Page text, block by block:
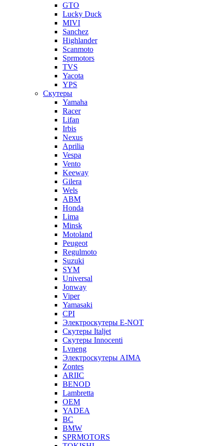
GTO
Lucky Duck
MIVI
Sanchez
Highlander
Scanmoto
Sprmotors
TVS
Yacota
YPS
Скутеры
Yamaha
Racer
Lifan
Irbis
Nexus
Aprilia
Vespa
Vento
Keeway
Gilera
Wels
ABM
Honda
Lima
Minsk
Motoland
Peugeot
Regulmoto
Suzuki
SYM
Universal
Jonway
Viper
Yamasaki
CPI
Электроскутеры E-NOT
Скутеры Italjet
Скутеры Innocenti
Lvneng
Электроскутеры AIMA
Zontes
ARIIC
BENOD
Lambretta
OEM
YADEA
BC
BMW
SPRMOTORS